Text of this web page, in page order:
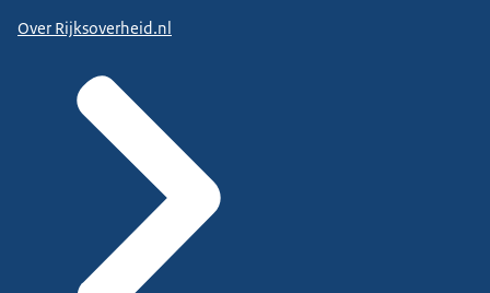
Over Rijksoverheid.nl